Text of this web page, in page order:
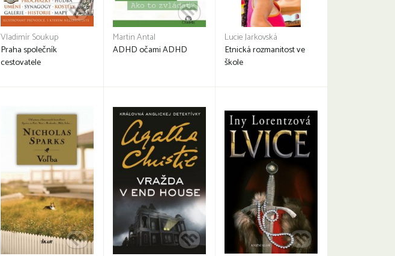
Vladimír Soukup
Praha společník
cestovatele
Martin Antal
ADHD očami ADHD
Lucie Jarkovská
Etnická rozmanitost ve
škole